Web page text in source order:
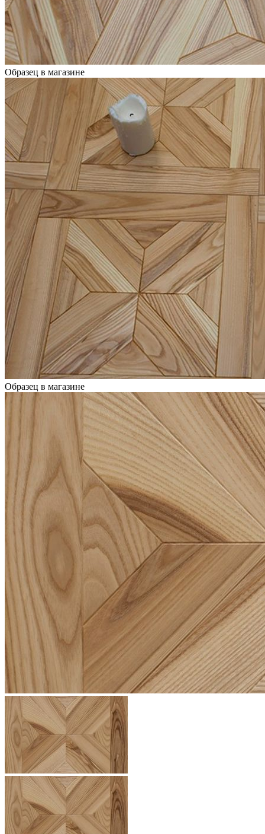
Образец в магазине
Образец в магазине